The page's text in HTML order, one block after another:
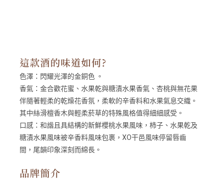
這款酒的味道如何?
色澤： 閃耀光澤的金銅色 。
香氣： 金合歡花蜜、水果乾與糖漬水果香氣、杏桃與無花果
伴隨著輕柔的乾燥花香氛，柔軟的辛香料和水果氣息交織。
其中絲滑檀香木與輕柔菸草的特殊風格值得細細感受。
口感： 和諧且具結構的新鮮櫻桃水果風味，柿子、水果乾及
糖漬水果風味被辛香料風味包裹，XO干邑風味停留唇齒
間，尾韻印象深刻而綿長。
品牌簡介